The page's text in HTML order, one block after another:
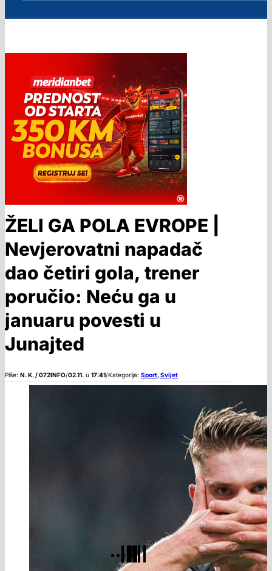
ŽELI GA POLA EVROPE |
Nevjerovatni napadač
dao četiri gola, trener
poručio: Neću ga u
januaru povesti u
Junajted
Piše: N. K. / 072INFO/02.11. u 17:41/Kategorija: Sport,Svijet